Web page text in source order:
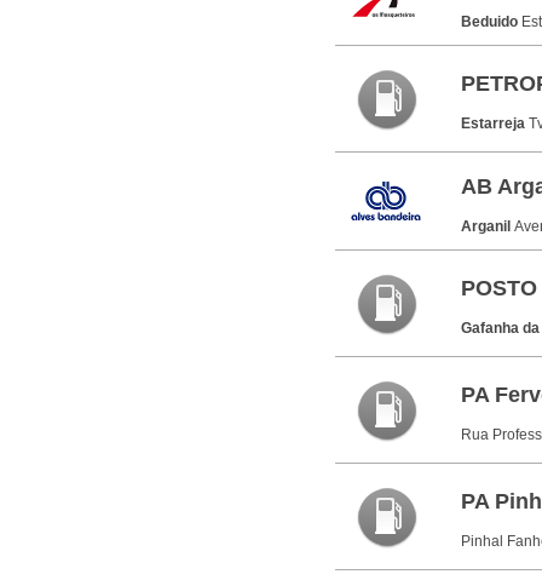
Beduido
Estarreja
AB
Arganil
Gafanha
PA
Rua
PA
Pinhal